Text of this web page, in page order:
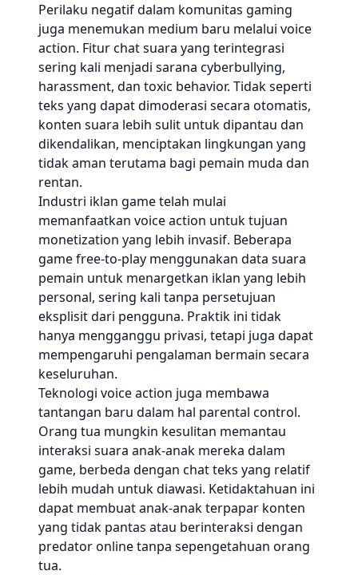
Perilaku negatif dalam komunitas gaming
juga menemukan medium baru melalui voice
action. Fitur chat suara yang terintegrasi
sering kali menjadi sarana cyberbullying,
harassment, dan toxic behavior. Tidak seperti
teks yang dapat dimoderasi secara otomatis,
konten suara lebih sulit untuk dipantau dan
dikendalikan, menciptakan lingkungan yang
tidak aman terutama bagi pemain muda dan
rentan.
Industri iklan game telah mulai
memanfaatkan voice action untuk tujuan
monetization yang lebih invasif. Beberapa
game free-to-play menggunakan data suara
pemain untuk menargetkan iklan yang lebih
personal, sering kali tanpa persetujuan
eksplisit dari pengguna. Praktik ini tidak
hanya mengganggu privasi, tetapi juga dapat
mempengaruhi pengalaman bermain secara
keseluruhan.
Teknologi voice action juga membawa
tantangan baru dalam hal parental control.
Orang tua mungkin kesulitan memantau
interaksi suara anak-anak mereka dalam
game, berbeda dengan chat teks yang relatif
lebih mudah untuk diawasi. Ketidaktahuan ini
dapat membuat anak-anak terpapar konten
yang tidak pantas atau berinteraksi dengan
predator online tanpa sepengetahuan orang
tua.